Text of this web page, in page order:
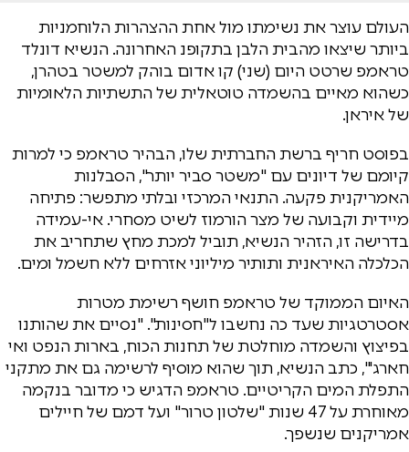
העולם עוצר את נשימתו מול אחת ההצהרות הלוחמניות
ביותר שיצאו מהבית הלבן בתקופנ האחרונה. הנשיא דונלד
טראמפ שרטט היום (שני) קו אדום בוהק למשטר בטהרן,
כשהוא מאיים בהשמדה טוטאלית של התשתיות הלאומיות
של איראן.
בפוסט חריף ברשת החברתית שלו, הבהיר טראמפ כי למרות
קיומם של דיונים עם "משטר סביר יותר", הסבלנות
האמריקנית פקעה. התנאי המרכזי ובלתי מתפשר: פתיחה
מיידית וקבועה של מצר הורמוז לשיט מסחרי. אי-עמידה
בדרישה זו, הזהיר הנשיא, תוביל למכת מחץ שתחריב את
הכלכלה האיראנית ותותיר מיליוני אזרחים ללא חשמל ומים.
האיום הממוקד של טראמפ חושף רשימת מטרות
אסטרטגיות שעד כה נחשבו ל"חסינות". "נסיים את שהותנו
בפיצוץ והשמדה מוחלטת של תחנות הכוח, בארות הנפט ואי
חארג'", כתב הנשיא, תוך שהוא מוסיף לרשימה גם את מתקני
התפלת המים הקריטיים. טראמפ הדגיש כי מדובר בנקמה
מאוחרת על 47 שנות "שלטון טרור" ועל דמם של חיילים
אמריקנים שנשפך.